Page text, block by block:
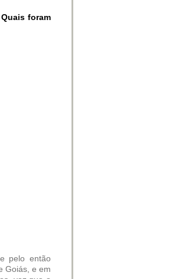
foram
pelo então
Goiás, e em